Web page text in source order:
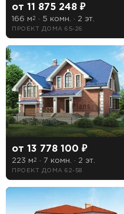
от 11 875 248 ₽
166 м 2 · 5 комн. · 2 эт.
ПРОЕКТ ДОМА 65-26
от 13 778 100 ₽
223 м 2 · 7 комн. · 2 эт.
ПРОЕКТ ДОМА 62-58